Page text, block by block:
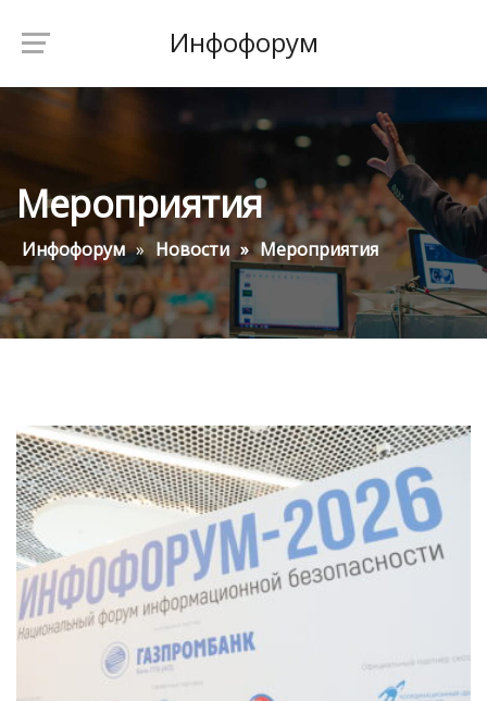
Инфофорум
Мероприятия
Инфофорум Новости Мероприятия